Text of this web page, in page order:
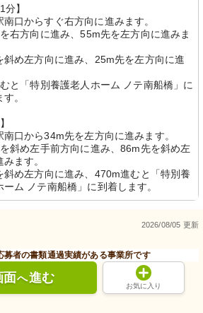
分】
南口からすぐ右方向に進みます。
右方向に進み、55m先を左方向に進みま
斜め左方向に進み、25m先を左方向に進
と「特別養護老人ホーム ノテ南船橋」に
。
南口から34m先を左方向に進みます。
斜め左手前方向に進み、86m先を斜め左
ます。
斜め左方向に進み、470m進むと「特別養
ーム ノテ南船橋」に到着します。
2026/08/05 更新
募者の書類通過実績がある事業所です
面へ進む
お気に入り